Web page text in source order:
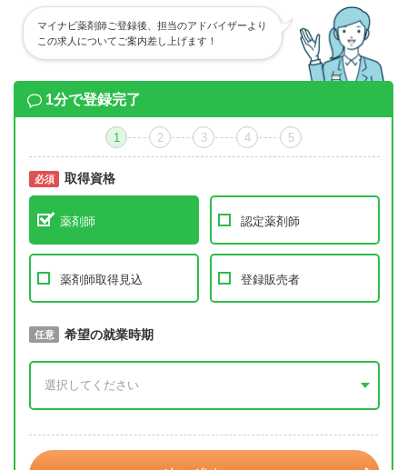
マイナビ薬剤師ご登録後、担当のアドバイザーより
この求人についてご案内差し上げます！
1分で登録完了
1 2 3 4 5
必須 取得資格
薬剤師 認定薬剤師
薬剤師取得見込 登録販売者
必須 取得予定年
任意 希望の就業時期